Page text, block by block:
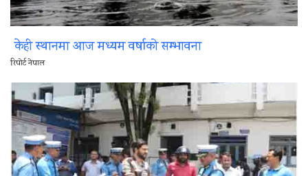
केही स्थानमा आज मध्यम वर्षाको सम्भावना
रिपोर्ट नेपाल